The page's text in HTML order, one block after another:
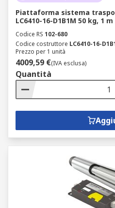
Piattaforma sistema
LC6410-16-D1B1M 50 kg, 1
Codice RS 102-680
Codice costruttore LC6410-16-
Prezzo per 1 unità
4009,59 €(IVA esclusa)
Quantità